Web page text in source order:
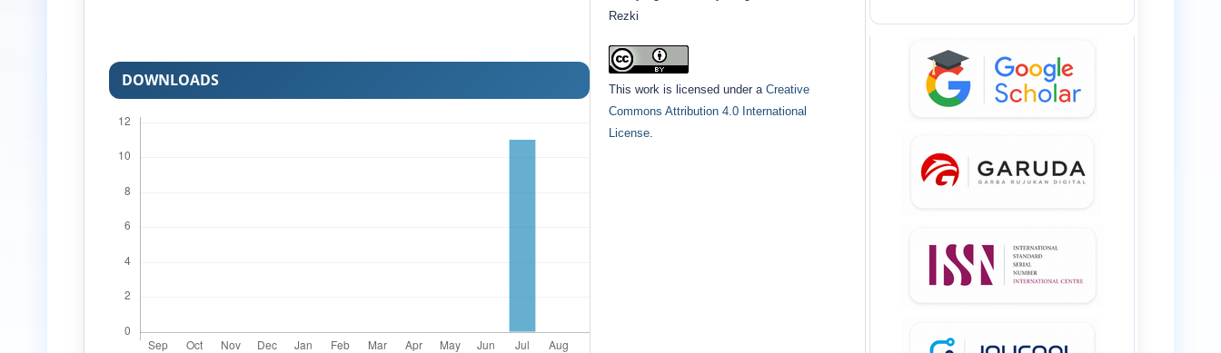
DOWNLOADS
Rezki
This work is licensed under aCreative
Commons Attribution 4.0 International
License.